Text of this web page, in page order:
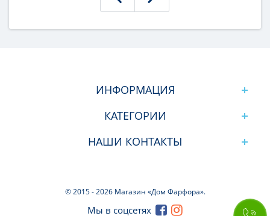
ИНФОРМАЦИЯ
КАТЕГОРИИ
НАШИ КОНТАКТЫ
© 2015 -2026 Магазин «Дом Фарфора».
Мы в соцсетях